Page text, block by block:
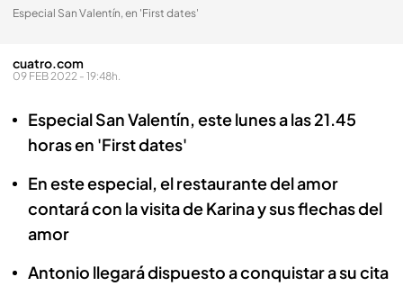
Especial San Valentín, en 'First dates'
cuatro.com
09 FEB 2022 - 19:48h.
Especial San Valentín, este lunes a las 21.45
horas en 'First dates'
En este especial, el restaurante del amor
contará con la visita de Karina y sus flechas del
amor
Antonio llegará dispuesto a conquistar a su cita